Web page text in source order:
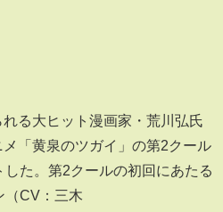
る大ヒット漫画家・荒川弘氏
「黄泉のツガイ」の第2クール
た。第2クールの初回にあたる
（CV：三木